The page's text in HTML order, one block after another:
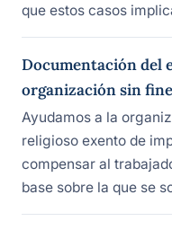
que estos casos
Documentación del
organización sin
Ayudamos a la
religioso exento de
compensar al
base sobre la que se